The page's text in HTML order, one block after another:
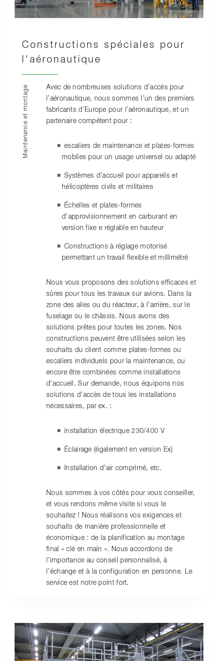
Constructions spéciales pour
l'aéronautique
Maintenance et montage
Avec de nombreuses solutions d’accès pour
l’aéronautique, nous sommes l’un des premiers
fabricants d’Europe pour l’aéronautique, et un
partenaire compétent pour :
escaliers de maintenance et plates-formes
mobiles pour un usage universel ou adapté
Systèmes d’accueil pour appareils et
hélicoptères civils et militaires
Échelles et plates-formes
d’approvisionnement en carburant en
version fixe e réglable en hauteur
Constructions à réglage motorisé
permettant un travail flexible et millimétré
Nous vous proposons des solutions efficaces et
sûres pour tous les travaux sur avions. Dans la
zone des ailes ou du réacteur, à l’arrière, sur le
fuselage ou le châssis. Nous avons des
solutions prêtes pour toutes les zones. Nos
constructions peuvent être utilisées selon les
souhaits du client comme plates-formes ou
escaliers individuels pour la maintenance, ou
encore être combinées comme installations
d’accueil. Sur demande, nous équipons nos
solutions d’accès de tous les installations
nécessaires, par ex. :
installation électrique 230/400 V
Éclairage (également en version Ex)
Installation d’air comprimé, etc.
Nous sommes à vos côtés pour vous conseiller,
et vous rendons même visite si vous le
souhaitez ! Nous réalisons vos exigences et
souhaits de manière professionnelle et
économique : de la planification au montage
final « clé en main ». Nous accordons de
l’importance au conseil personnalisé, à
l’échange et à la configuration en personne. Le
service est notre point fort.